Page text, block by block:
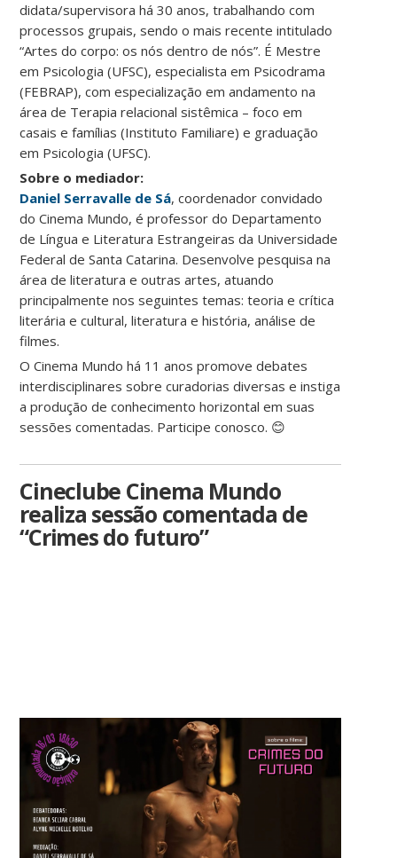
didata/supervisora há 30 anos, trabalhando com
processos grupais, sendo o mais recente intitulado
“Artes do corpo: os nós dentro de nós”. É Mestre
em Psicologia (UFSC), especialista em Psicodrama
(FEBRAP), com especialização em andamento na
área de Terapia relacional sistêmica – foco em
casais e famílias (Instituto Familiare) e graduação
em Psicologia (UFSC).
Sobre o mediador:
Daniel Serravalle de Sá, coordenador convidado
do Cinema Mundo, é professor do Departamento
de Língua e Literatura Estrangeiras da Universidade
Federal de Santa Catarina. Desenvolve pesquisa na
área de literatura e outras artes, atuando
principalmente nos seguintes temas: teoria e crítica
literária e cultural, literatura e história, análise de
filmes.
O Cinema Mundo há 11 anos promove debates
interdisciplinares sobre curadorias diversas e instiga
a produção de conhecimento horizontal em suas
sessões comentadas. Participe conosco. 😊
Cineclube Cinema Mundo
realiza sessão comentada de
“Crimes do futuro”